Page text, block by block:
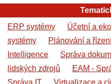
ERP systémy
Účetní a
systémy
Plánování a
Intelligence
Správa
lidských zdrojů
EAM -